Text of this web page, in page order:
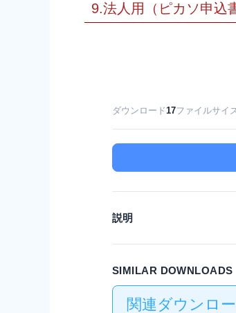
9.法人用（ピカソ申込
ダウンロード17ファイルサイ
説明
SIMILAR DOWNLOADS
関連ダウンロ